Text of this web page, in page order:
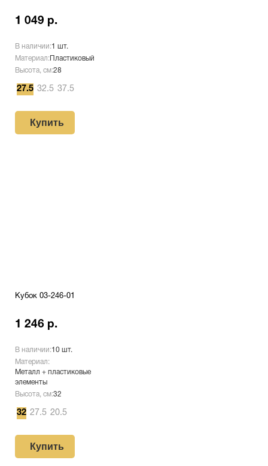
1 049 р.
В наличии:1 шт.
Материал: Пластиковый
Высота, см:28
27.5 32.5 37.5
Купить
Кубок 03-246-01
1 246 р.
В наличии:10 шт.
Материал:
Металл + пластиковые
элементы
Высота, см:32
32 27.5 20.5
Купить